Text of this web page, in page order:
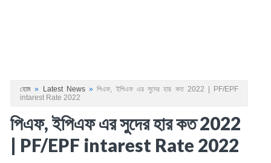
হোম » Latest News»পিএফ, ইপিএফ এর সুদের হার কত 2022 | PF/EPF
intarest Rate 2022
পিএফ, ইপিএফ এর সুদের হার কত 2022
| PF/EPF intarest Rate 2022